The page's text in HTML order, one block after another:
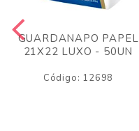
GUARDANAPO PAPEL
21X22 LUXO - 50UN
Código: 12698